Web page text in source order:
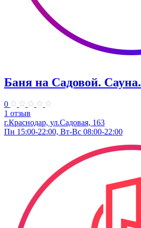
Баня на Садовой. Сауна.
0
1 отзыв
г.Краснодар, ул.Садовая, 163
Пн 15:00-22:00, Вт-Вс 08:00-22:00